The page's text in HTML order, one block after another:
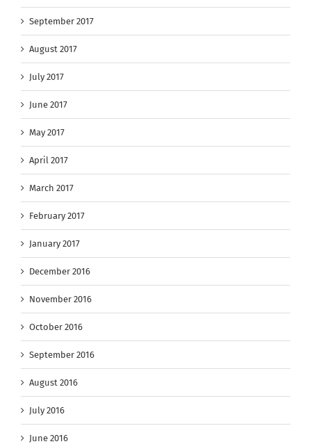
September 2017
August 2017
July 2017
June 2017
May 2017
April 2017
March 2017
February 2017
January 2017
December 2016
November 2016
October 2016
September 2016
August 2016
July 2016
June 2016